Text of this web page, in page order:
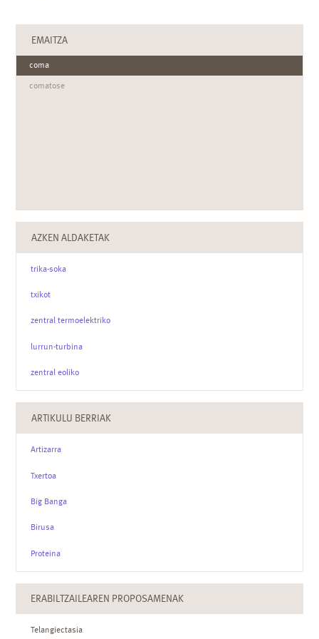
EMAITZA
coma
comatose
AZKEN ALDAKETAK
trika-soka
txikot
zentral termoelektriko
lurrun-turbina
zentral eoliko
ARTIKULU BERRIAK
Artizarra
Txertoa
Big Banga
Birusa
Proteina
ERABILTZAILEAREN PROPOSAMENAK
Telangiectasia